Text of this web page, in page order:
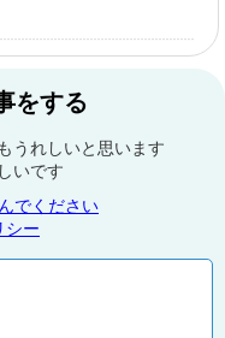
をする
うれしいと思います
いです
でください
シー